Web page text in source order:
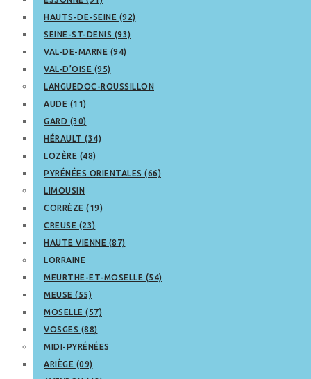
HAUTS-DE-SEINE (92)
SEINE-ST-DENIS (93)
VAL-DE-MARNE (94)
VAL-D’OISE (95)
LANGUEDOC-ROUSSILLON
AUDE (11)
GARD (30)
HÉRAULT (34)
LOZÈRE (48)
PYRÉNÉES ORIENTALES (66)
LIMOUSIN
CORRÈZE (19)
CREUSE (23)
HAUTE VIENNE (87)
LORRAINE
MEURTHE-ET-MOSELLE (54)
MEUSE (55)
MOSELLE (57)
VOSGES (88)
MIDI-PYRÉNÉES
ARIÈGE (09)